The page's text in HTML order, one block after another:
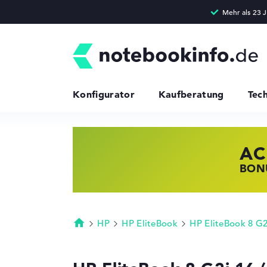
Konfigurator Kaufberatung
Startseite
HP HP EliteBook HP EliteBook 8